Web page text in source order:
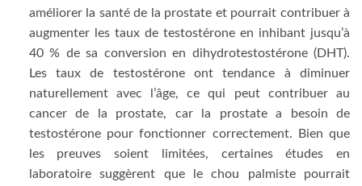
améliorer la santé de la prostate et pourrait contribuer à
augmenter les taux de testostérone en inhibant jusqu’à
40 % de sa conversion en dihydrotestostérone (DHT).
Les taux de testostérone ont tendance à diminuer
naturellement avec l’âge, ce qui peut contribuer au
cancer de la prostate, car la prostate a besoin de
testostérone pour fonctionner correctement. Bien que
les preuves soient limitées, certaines études en
laboratoire suggèrent que le chou palmiste pourrait